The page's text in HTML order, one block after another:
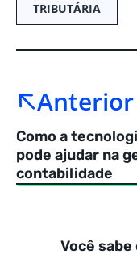
TRIBUTÁRIA
Anterior
Como a
pode ajudar na
contabilidade
Você